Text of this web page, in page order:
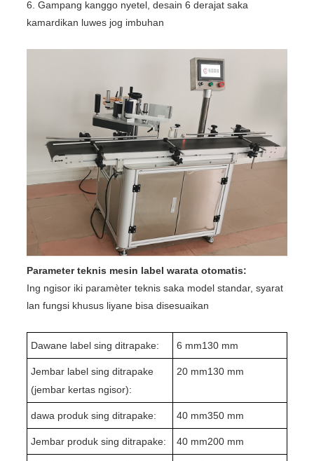
6. Gampang kanggo nyetel, desain 6 derajat saka
kamardikan luwes jog imbuhan
Parameter teknis mesin label warata otomatis:
Ing ngisor iki paramèter teknis saka model standar, syarat
lan fungsi khusus liyane bisa disesuaikan
Dawane label sing ditrapake: 6 mm130 mm
Jembar label sing ditrapake
(jembar kertas ngisor):
20 mm130 mm
dawa produk sing ditrapake: 40 mm350 mm
Jembar produk sing ditrapake: 40 mm200 mm